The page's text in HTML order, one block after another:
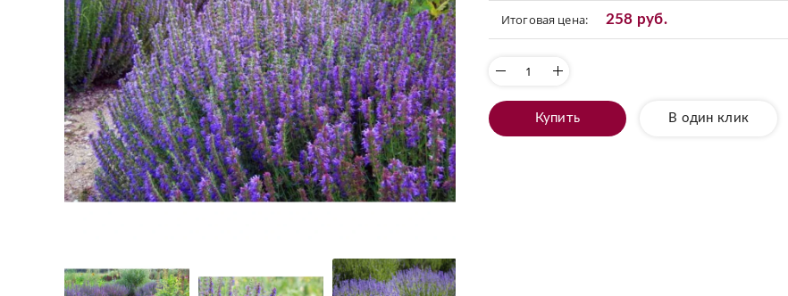
Итоговая цена: 258 руб.
Купить В один клик